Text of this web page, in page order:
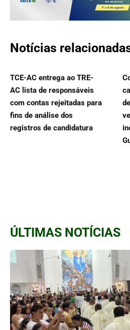
Notícias
TCE-AC entrega ao TRE-
AC lista de responsáveis
com contas rejeitadas para
fins de análise dos
registros de candidatura
ÚLTIMAS NOTÍCIAS